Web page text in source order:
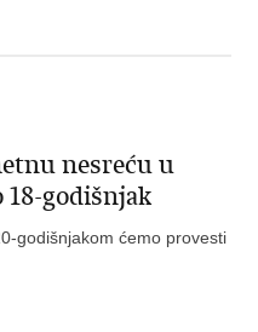
nesreću u
godišnjak
godišnjakom ćemo provesti